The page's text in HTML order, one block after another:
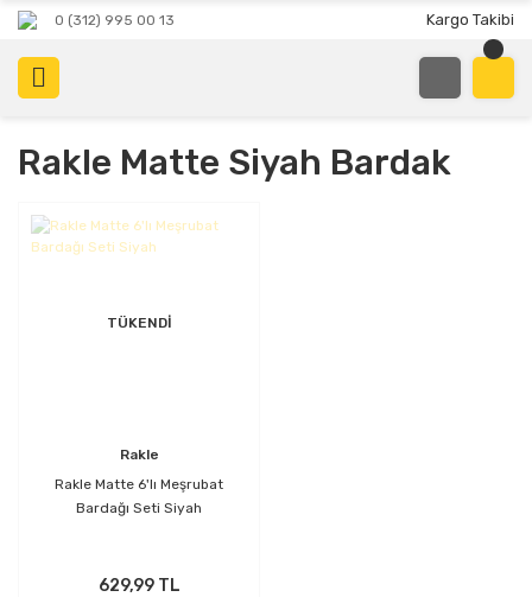
0 (312) 995 00 13 Kargo Takibi
Rakle Matte Siyah Bardak
TÜKENDİ
Rakle
Rakle Matte 6'lı Meşrubat
Bardağı Seti Siyah
629,99 TL